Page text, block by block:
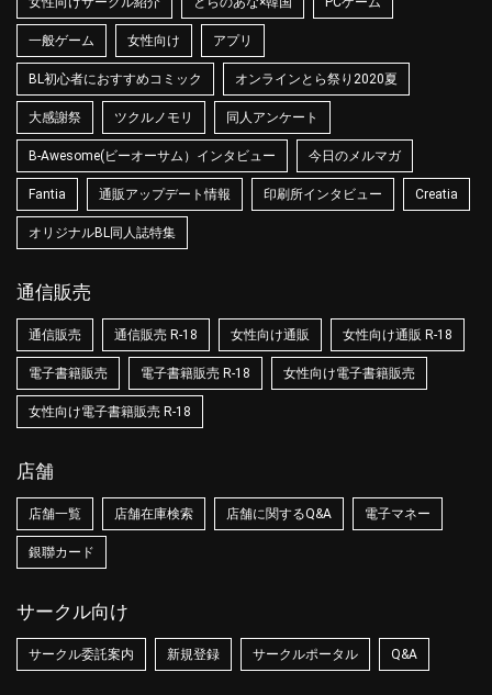
一般ゲーム 女性向け アプリ
BL初心者におすすめコミック オンラインとら祭り2020夏
大感謝祭 ツクルノモリ 同人アンケート
B-Awesome(ビーオーサム）インタビュー 今日のメルマガ
Fantia 通販アップデート情報 印刷所インタビュー Creatia
オリジナルBL同人誌特集
通信販売
通信販売 通信販売 R-18 女性向け通販 女性向け通販 R-18
電子書籍販売 電子書籍販売 R-18 女性向け電子書籍販売
女性向け電子書籍販売 R-18
店舗
店舗一覧 店舗在庫検索 店舗に関するQ&A 電子マネー
銀聯カード
サークル向け
サークル委託案内 新規登録 サークルポータル Q&A